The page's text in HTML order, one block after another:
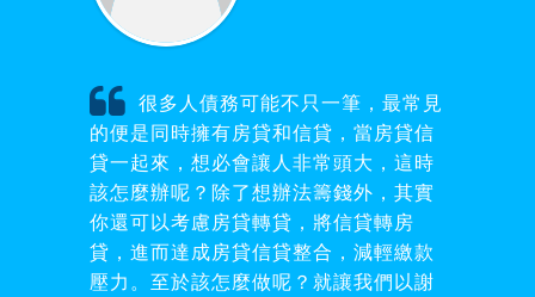
很多人債務可能不只一筆，最常見
的便是同時擁有房貸和信貸，當房貸信
貸一起來，想必會讓人非常頭大，這時
該怎麼辦呢？除了想辦法籌錢外，其實
你還可以考慮房貸轉貸，將信貸轉房
貸，進而達成房貸信貸整合，減輕繳款
壓力。至於該怎麼做呢？就讓我們以謝